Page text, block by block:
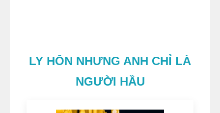
LY HÔN NHƯNG ANH CHỈ LÀ
NGƯỜI HẦU